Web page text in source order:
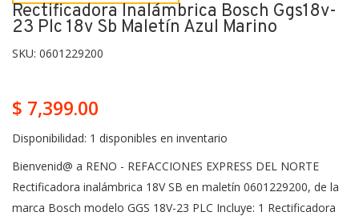
Rectificadora Inalámbrica Bosch Ggs18v-
23 Plc 18v Sb Maletín Azul Marino
SKU: 0601229200
$ 7,399.00
Disponibilidad: 1 disponibles en inventario
Bienvenid@ a RENO - REFACCIONES EXPRESS DEL NORTE
Rectificadora inalámbrica 18V SB en maletín 0601229200, de la
marca Bosch modelo GGS 18V-23 PLC Incluye: 1 Rectificadora